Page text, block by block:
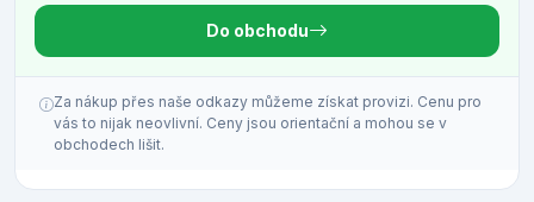
Do obchodu
Za nákup přes naše odkazy můžeme získat provizi. Cenu pro
vás to nijak neovlivní. Ceny jsou orientační a mohou se v
obchodech lišit.